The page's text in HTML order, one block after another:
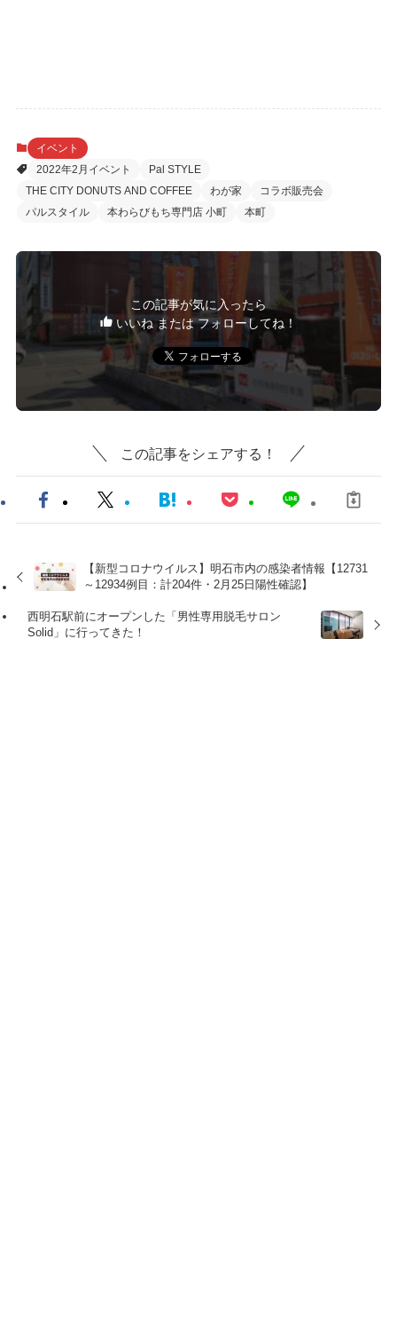
イベント
2022年2月イベント
Pal STYLE
THE CITY DONUTS AND COFFEE
わが家
コラボ販売会
パルスタイル
本わらびもち専門店 小町 本町
この記事が気に入ったら
いいね または フォローしてね！
この記事をシェアする！
【新型コロナウイルス】明石市内の感染者情報【12731
～12934例目：計204件・2月25日陽性確認】
西明石駅前にオープンした「男性専用脱毛サロン
Solid」に行ってきた！